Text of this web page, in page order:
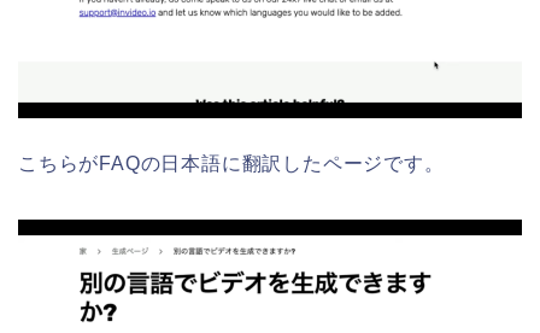
こちらがFAQの日本語に翻訳したページです。